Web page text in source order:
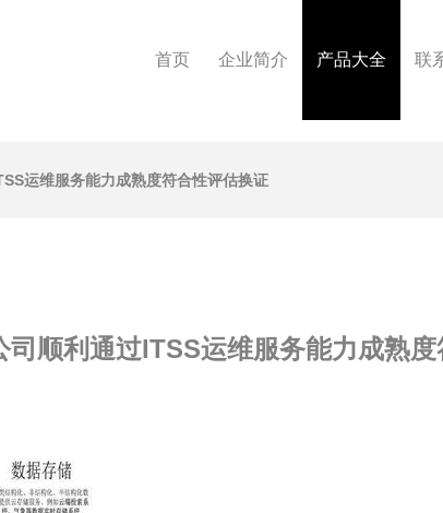
首页 企业简介 产品大全 联
运维服务能力成熟度符合性评估换证
顺利通过ITSS运维服务能力成熟